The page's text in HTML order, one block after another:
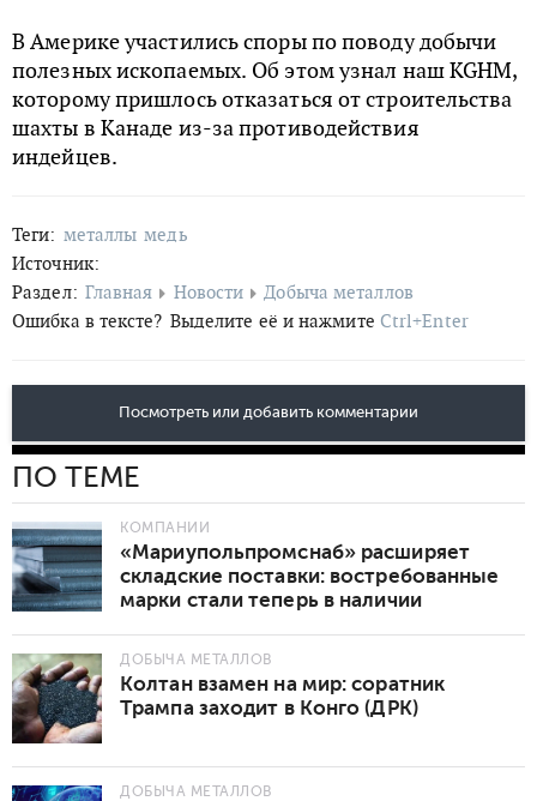
В Америке участились споры по поводу добычи
полезных ископаемых. Об этом узнал наш KGHM,
которому пришлось отказаться от строительства
шахты в Канаде из-за противодействия
индейцев.
Теги: металлы медь
Источник:
Раздел: Главная Новости
Добыча металлов
Ошибка в тексте? Выделите её и нажмите Ctrl+Enter
Посмотреть или добавить комментарии
ПО ТЕМЕ
КОМПАНИИ
«Мариупольпромснаб» расширяет
складские поставки: востребованные
марки стали теперь в наличии
ДОБЫЧА МЕТАЛЛОВ
Колтан взамен на мир: соратник
Трампа заходит в Конго (ДРК)
ДОБЫЧА МЕТАЛЛОВ